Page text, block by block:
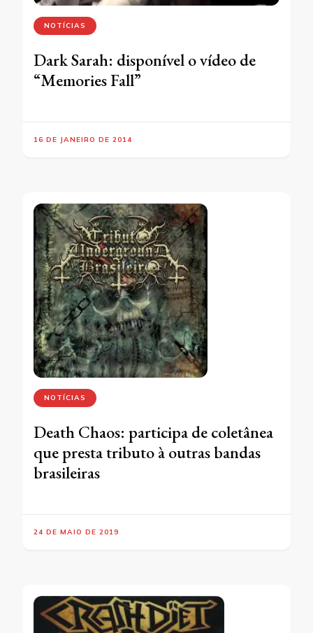
NOTÍCIAS
Dark Sarah: disponível o vídeo de
“Memories Fall”
16 DE JANEIRO DE 2014
NOTÍCIAS
Death Chaos: participa de coletânea
que presta tributo à outras bandas
brasileiras
24 DE MAIO DE 2019